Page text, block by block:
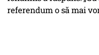
referendum o să mai